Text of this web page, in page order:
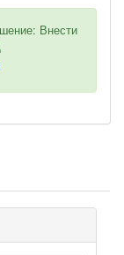
Внести